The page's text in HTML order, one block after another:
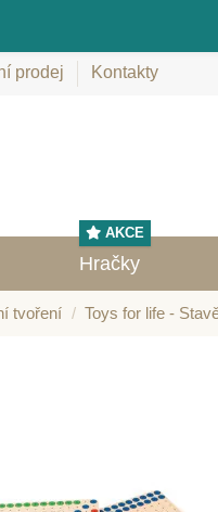
prodej Kontakty
Hračky
AKCE
tvoření Toys for life -